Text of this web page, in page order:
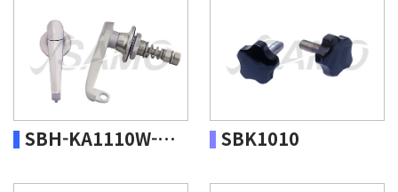
SBH-KA1110W-1K,2K SBK1010